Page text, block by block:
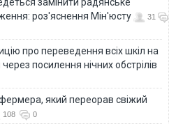
замінити радянське
роз'яснення Мін'юсту
31
про переведення всіх шкіл на
посилення нічних обстрілів
який переорав свіжий
108 0